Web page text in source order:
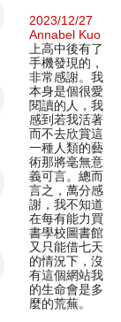
2023/12/27
Annabel Kuo
上高中後有了
手機發現的，
非常感謝。我
本身是個很愛
閱讀的人，我
感到若我活著
而不去欣賞這
一種人類的藝
術那將毫無意
義可言。總而
言之，萬分感
謝，我不知道
在每有能力買
書學校圖書館
又只能借七天
的情況下，沒
有這個網站我
的生命會是多
麼的荒蕪。